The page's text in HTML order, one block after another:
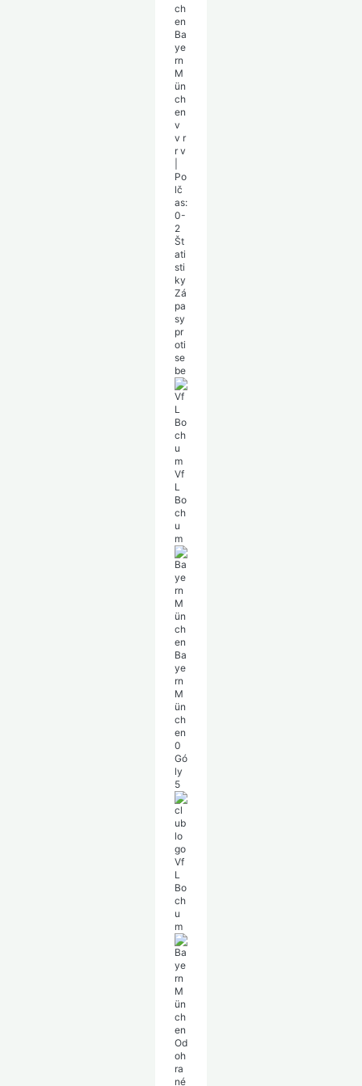
Ba
ye
rn
M
ün
ch
en
v
v r
r v
Po
lč
as:
0-
2
Št
ati
sti
ky
Zá
pa
sy
pr
oti
se
be
Vf
L
Bo
ch
u
m
Ba
ye
rn
M
ün
ch
en
0
Gó
ly
5
Vf
L
Bo
ch
u
m
Ba
ye
rn
M
ün
ch
en
Od
oh
ra
né